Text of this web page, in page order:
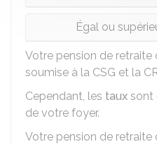
Égal ou
Votre pension de
soumise à la CSG et la
Cependant, les taux sont
de votre foyer.
Votre pension de